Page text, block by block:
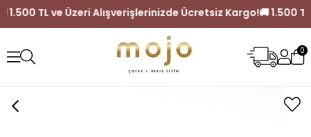
🚚 1.500 TL ve Üzeri Alışverişlerinizde Ücretsiz Kargo!
0